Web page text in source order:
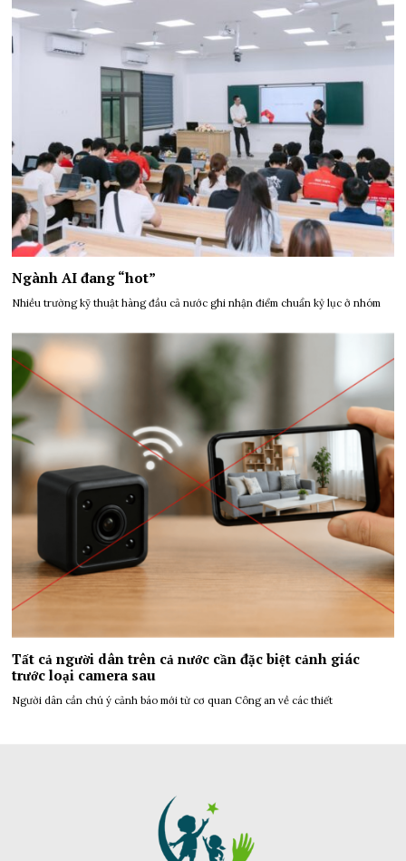
Ngành AI đang “hot”
Nhiều trường kỹ thuật hàng đầu cả nước ghi nhận điểm chuẩn kỷ lục ở nhóm
Tất cả người dân trên cả nước cần đặc biệt cảnh giác
trước loại camera sau
Người dân cần chú ý cảnh báo mới từ cơ quan Công an về các thiết